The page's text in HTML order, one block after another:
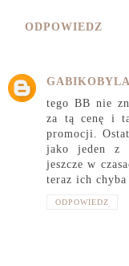
ODPOWIEDZ
tego BB nie
za tą cenę i
promocji.
jako jeden z
jeszcze w
teraz ich
ODPOWIEDZ